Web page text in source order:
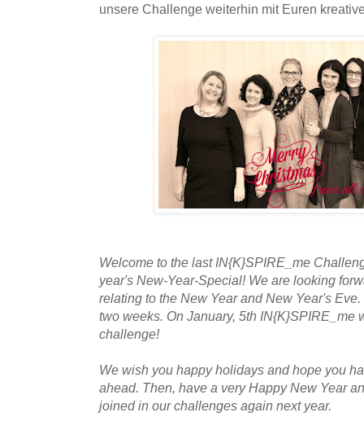
unsere Challenge weiterhin mit Euren
Welcome to the last IN{K}SPIRE_me
year's New-Year-Special! We are looking
relating to the New Year and New Year's
two weeks. On January, 5th IN{K}SPIRE_me
challenge!
We wish you happy holidays and hope you
ahead. Then, have a very Happy New Year
joined in our challenges again next year.